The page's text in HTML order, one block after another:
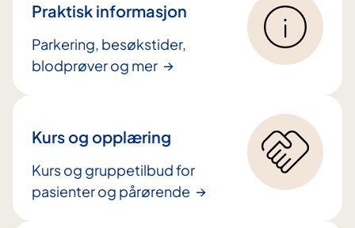
h
o
Praktisk informasjon
Parkering, besøkstider,
blodprøver og mer
Kurs og opplæring
Kurs og gruppetilbud for
pasienter og pårørende